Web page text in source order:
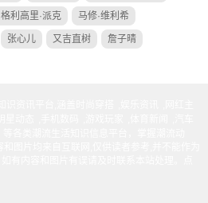
格利高里·派克 马修·维利希
张心儿 又吉直树 詹子晴